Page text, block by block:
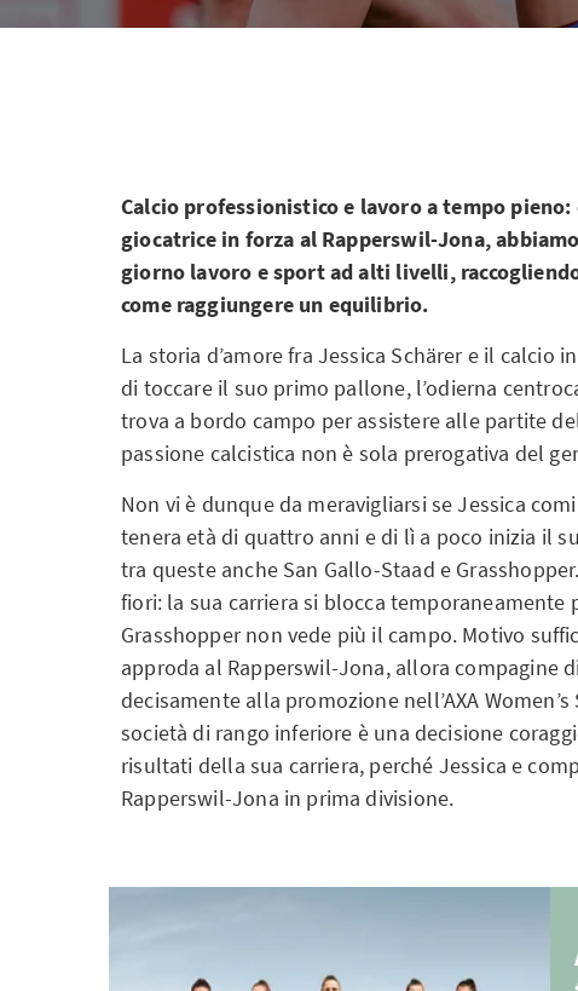
Calcio professionistico e lavoro a tempo pieno:
giocatrice in forza al Rapperswil-Jona,
giorno lavoro e sport ad alti livelli,
come raggiungere un equilibrio.
La storia d’amore fra Jessica Schärer e il calcio
di toccare il suo primo pallone, l’odierna
trova a bordo campo per assistere alle partite
passione calcistica non è sola prerogativa del
Non vi è dunque da meravigliarsi se Jessica
tenera età di quattro anni e di lì a poco inizia il
tra queste anche San Gallo-Staad e
fiori: la sua carriera si blocca
Grasshopper non vede più il campo. Motivo
approda al Rapperswil-Jona, allora compagine
decisamente alla promozione nell’AXA
società di rango inferiore è una decisione
risultati della sua carriera, perché Jessica e
Rapperswil-Jona in prima divisione.